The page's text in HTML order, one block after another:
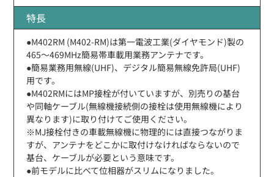
特長
●M402RM (M402-RM)は第一電波工業(ダイヤモンド)製の
465〜469MHz簡易帯車載用業務アンテナです。
●簡易業務用無線(UHF)、デジタル簡易無線免許局(UHF)
用です。
●M402RMにはMP接栓が付いていますが、別売りの基台
や同軸ケーブル(無線機接続側の接栓は使用無線機により
異なります)に取り付けてご使用ください。
※MJ接栓付きの車載無線機に物理的には直接つながりま
すが、アンテナをどこかに取付けなければならないので
基台、ケーブルが必要という意味です。
●前モデルに比べて位相器がスリムになりました。